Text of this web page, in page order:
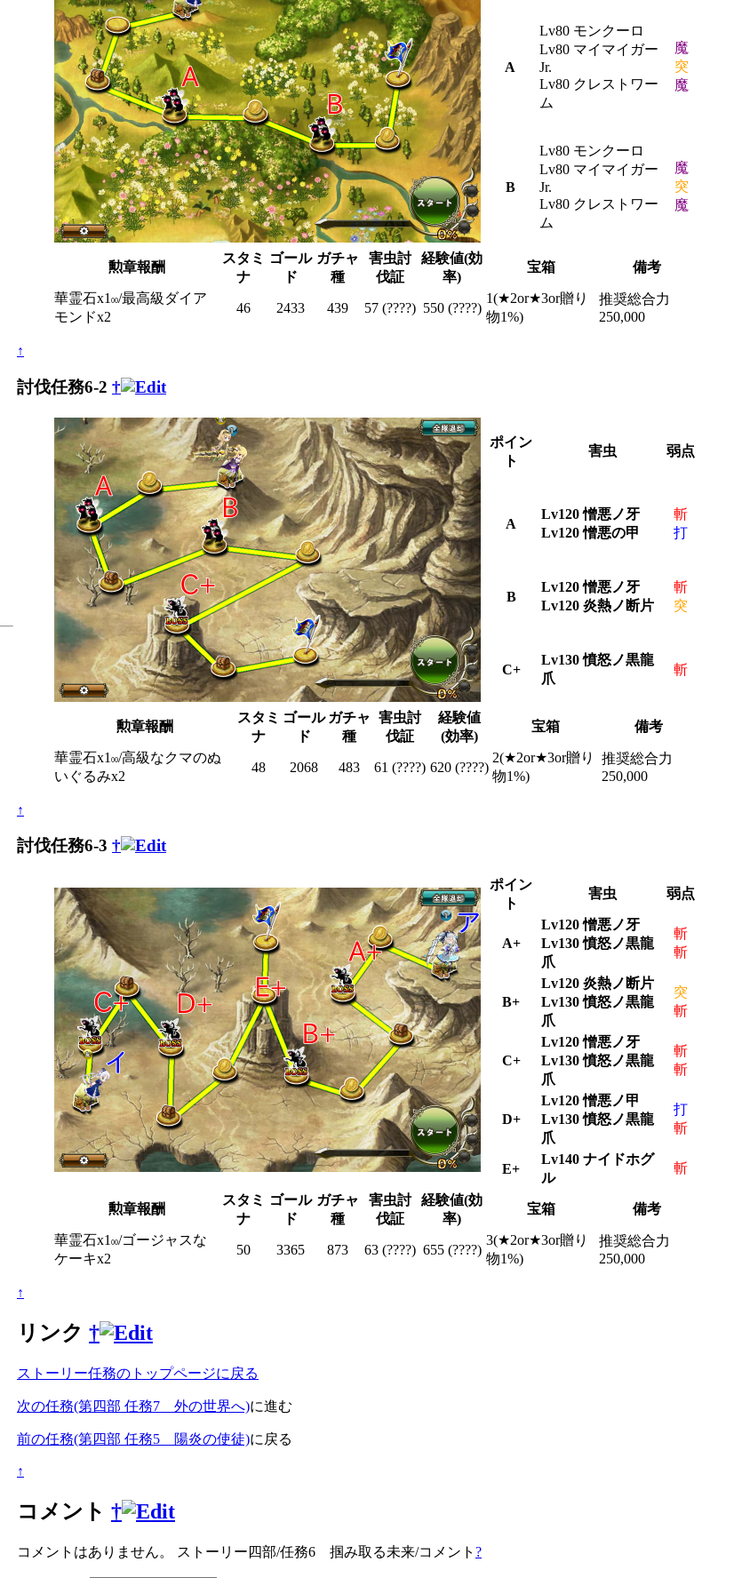
A
Lv80 モンクーロ
Lv80 マイマイガー
Jr.
Lv80 クレストワー
ム
魔
突
魔
B
Lv80 モンクーロ
Lv80 マイマイガー
Jr.
Lv80 クレストワー
ム
魔
突
魔
勲章報酬
スタミ
ナ
ゴール
ド
ガチャ
種
害虫討
伐証
経験値(効
率)
宝箱 備考
華霊石x1 00/最高級ダイア
モンドx2
46 2433 439 57 (????) 550 (????)
1(★2or★3or贈り
物1%)
推奨総合力
250,000
↑
討伐任務6-2 †
ポイン
ト
害虫 弱点
A
Lv120 憎悪ノ牙
Lv120 憎悪の甲
斬
打
B
Lv120 憎悪ノ牙
Lv120 炎熱ノ断片
斬
突
C+
Lv130 憤怒ノ黒龍
爪
斬
勲章報酬
スタミ
ナ
ゴール
ド
ガチャ
種
害虫討
伐証
経験値
(効率)
宝箱 備考
華霊石x1 00/高級なクマのぬ
いぐるみx2
48 2068 483 61 (????) 620 (????)
2(★2or★3or贈り
物1%)
推奨総合力
250,000
↑
討伐任務6-3 †
ポイン
ト
害虫 弱点
A+
Lv120 憎悪ノ牙
Lv130 憤怒ノ黒龍
爪
斬
斬
B+
Lv120 炎熱ノ断片
Lv130 憤怒ノ黒龍
爪
突
斬
C+
Lv120 憎悪ノ牙
Lv130 憤怒ノ黒龍
爪
斬
斬
D+
Lv120 憎悪ノ甲
Lv130 憤怒ノ黒龍
爪
打
斬
E+
Lv140 ナイドホグ
ル
斬
勲章報酬
スタミ
ナ
ゴール
ド
ガチャ
種
害虫討
伐証
経験値(効
率)
宝箱 備考
華霊石x1 00/ゴージャスな
ケーキx2
50 3365 873 63 (????) 655 (????)
3(★2or★3or贈り
物1%)
推奨総合力
250,000
↑
リンク †
ストーリー任務のトップページに戻る
次の任務(第四部 任務7 外の世界へ)に進む
前の任務(第四部 任務5 陽炎の使徒)に戻る
↑
コメント †
コメントはありません。 ストーリー四部/任務6 掴み取る未来/コメント ?